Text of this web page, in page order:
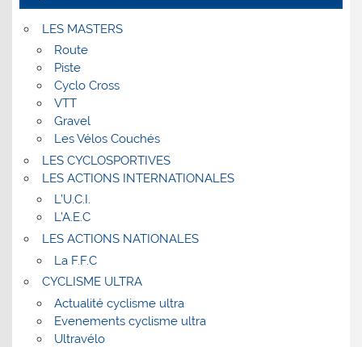
LES MASTERS
Route
Piste
Cyclo Cross
VTT
Gravel
Les Vélos Couchés
LES CYCLOSPORTIVES
LES ACTIONS INTERNATIONALES
L’U.C.I.
L’A.E.C
LES ACTIONS NATIONALES
La F.F.C
CYCLISME ULTRA
Actualité cyclisme ultra
Evenements cyclisme ultra
Ultravélo